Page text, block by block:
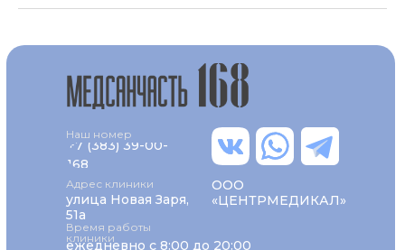
+7 (383) 39-00-
168
Наш номер
ежедневно с 8:00 до 20:00
Время работы
клиники
Адрес клиники
улица Новая Заря,
51а
ООО
«ЦЕНТРМЕДИКАЛ»